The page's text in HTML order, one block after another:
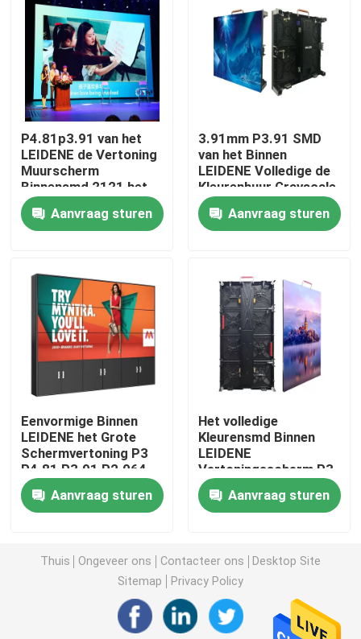
Fabrieksrondleiding
Kwaliteitscontrole
Neem contact met ons op
Nieuws
Gevallen
Huur Geleide Vertoning
Het creatieve LEIDENE Vertoningsscherm
Het openlucht LEIDENE Vertoningsscherm
Stadion het LEIDENE Scherm
Stadium het LEIDENE Vertoningsscherm
Het gebogen LEIDENE Scherm
LEIDENE het Schermmodules
P4.81p3.91 van het
LEIDENE de Vertoning
Muurscherm
Binnensmd 2121 het
Naadloze LEIDENE
SchermAanvraag sturen
3.91mm P3.91 SMD
van het Binnen
LEIDENE Volledige de
Kleurenhuur Grayscale
Vertoningsscherm
Aanvraag sturen
Eenvormige Binnen
LEIDENE het Grote
Schermvertoning P3
P4.81 P3.91 P2.064
Aanvraag sturen
Het volledige
Kleurensmd Binnen
LEIDENE
Vertoningsscherm P3
P4.81 4.81mm FCC
Aanvraag sturen
Thuis Ongeveer ons Contacteer ons
Desktop Site
Sitemap
Privacy Policy